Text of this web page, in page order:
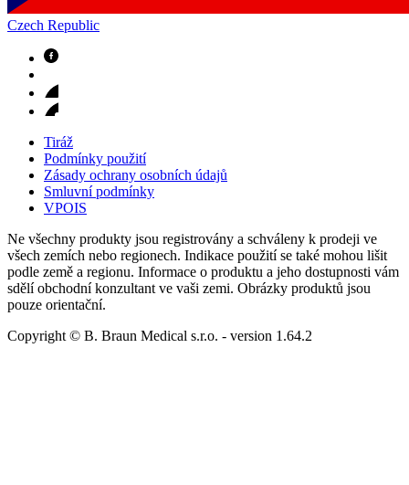
Czech Republic
Tiráž
Podmínky použití
Zásady ochrany osobních údajů
Smluvní podmínky
VPOIS
Ne všechny produkty jsou registrovány a schváleny k prodeji ve
všech zemích nebo regionech. Indikace použití se také mohou lišit
podle země a regionu. Informace o produktu a jeho dostupnosti vám
sdělí obchodní konzultant ve vaši zemi. Obrázky produktů jsou
pouze orientační.
Copyright © B. Braun Medical s.r.o. - version 1.64.2